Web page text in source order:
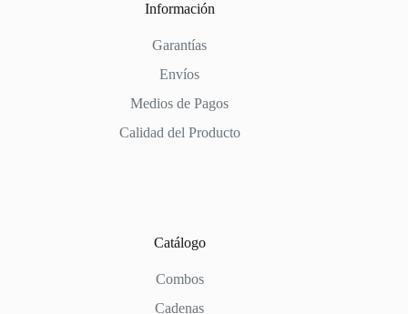
Información
Garantías
Envíos
Medios de Pagos
Calidad del Producto
Catálogo
Combos
Cadenas